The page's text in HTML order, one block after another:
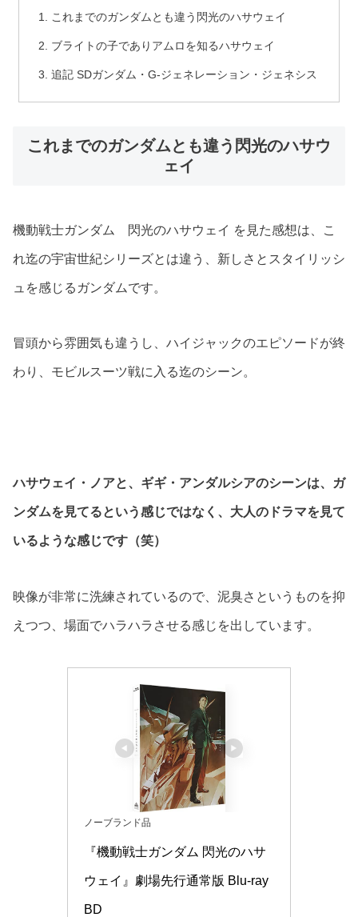
これまでのガンダムとも違う閃光のハサウェイ
ブライトの子でありアムロを知るハサウェイ
追記 SDガンダム・G-ジェネレーション・ジェネシス
これまでのガンダムとも違う閃光のハサウ
ェイ
機動戦士ガンダム 閃光のハサウェイ を見た感想は、こ
れ迄の宇宙世紀シリーズとは違う、新しさとスタイリッシ
ュを感じるガンダムです。
冒頭から雰囲気も違うし、ハイジャックのエピソードが終
わり、モビルスーツ戦に入る迄のシーン。
ハサウェイ・ノアと、ギギ・アンダルシアのシーンは、ガ
ンダムを見てるという感じではなく、大人のドラマを見て
いるような感じです（笑）
映像が非常に洗練されているので、泥臭さというものを抑
えつつ、場面でハラハラさせる感じを出しています。
ノーブランド品
『機動戦士ガンダム 閃光のハサ
ウェイ』劇場先行通常版 Blu-ray
BD